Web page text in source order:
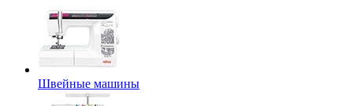
Швейные машины